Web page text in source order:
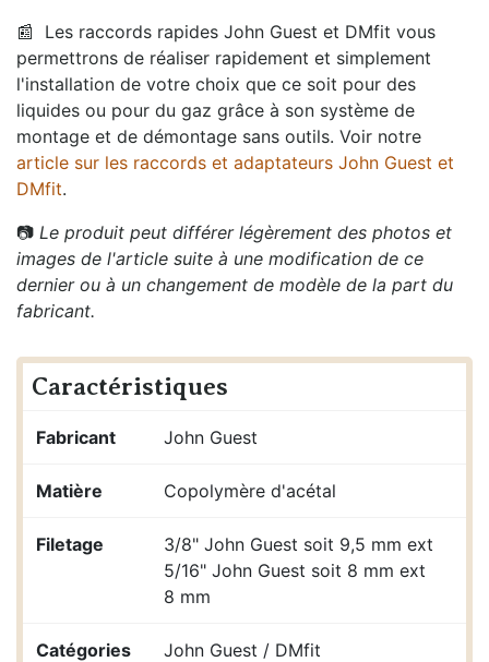
📰 Les raccords rapides John Guest et DMfit vous
permettrons de réaliser rapidement et simplement
l'installation de votre choix que ce soit pour des
liquides ou pour du gaz grâce à son système de
montage et de démontage sans outils. Voir notre
article sur les raccords et adaptateurs John Guest et
DMfit.
📷 Le produit peut différer légèrement des photos et
images de l'article suite à une modification de ce
dernier ou à un changement de modèle de la part du
fabricant.
Caractéristiques
Fabricant John Guest
Matière Copolymère d'acétal
Filetage
3/8" John Guest soit 9,5 mm ext
5/16" John Guest soit 8 mm ext
8 mm
Catégories John Guest / DMfit